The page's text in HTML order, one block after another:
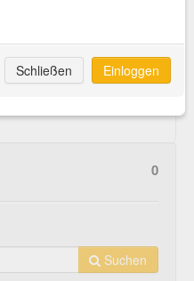
0
Suchen
Schließen Einloggen